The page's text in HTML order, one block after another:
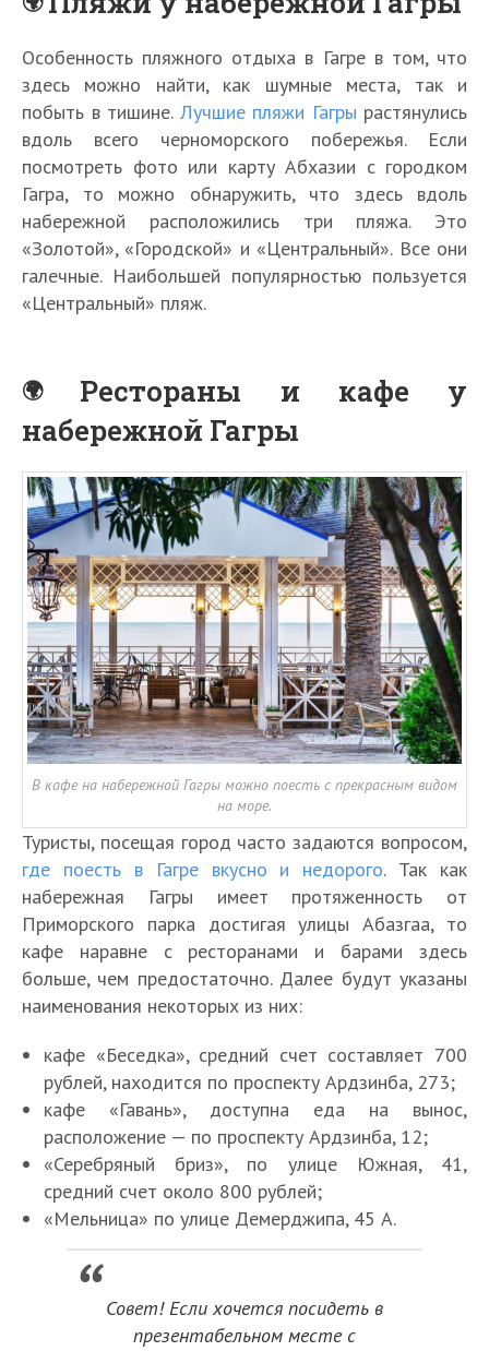
Особенность пляжного отдыха в Гагре в том, что
здесь можно найти, как шумные места, так и
побыть в тишине. Лучшие пляжи Гагры растянулись
вдоль всего черноморского побережья. Если
посмотреть фото или карту Абхазии с городком
Гагра, то можно обнаружить, что здесь вдоль
набережной расположились три пляжа. Это
«Золотой», «Городской» и «Центральный». Все они
галечные. Наибольшей популярностью пользуется
«Центральный» пляж.
Рестораны и кафе у
набережной Гагры
В кафе на набережной Гагры можно поесть с прекрасным видом
на море.
Туристы, посещая город часто задаются вопросом,
где поесть в Гагре вкусно и недорого. Так как
набережная Гагры имеет протяженность от
Приморского парка достигая улицы Абазгаа, то
кафе наравне с ресторанами и барами здесь
больше, чем предостаточно. Далее будут указаны
наименования некоторых из них:
кафе «Беседка», средний счет составляет 700
рублей, находится по проспекту Ардзинба, 273;
кафе «Гавань», доступна еда на вынос,
расположение — по проспекту Ардзинба, 12;
«Серебряный бриз», по улице Южная, 41,
средний счет около 800 рублей;
«Мельница» по улице Демерджипа, 45 А.
Совет! Если хочется посидеть в
презентабельном месте с